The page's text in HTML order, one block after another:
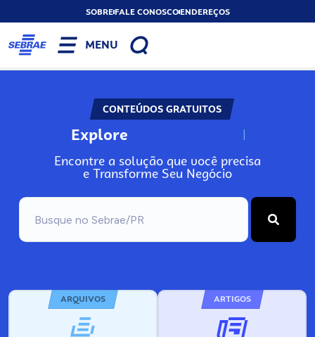
SOBREFALE CONOSCOENDEREÇOS
MENU
CONTEÚDOS GRATUITOS
Explore N
Encontre a solução que você precisa
e Transforme Seu Negócio
ARQUIVOS ARTIGOS